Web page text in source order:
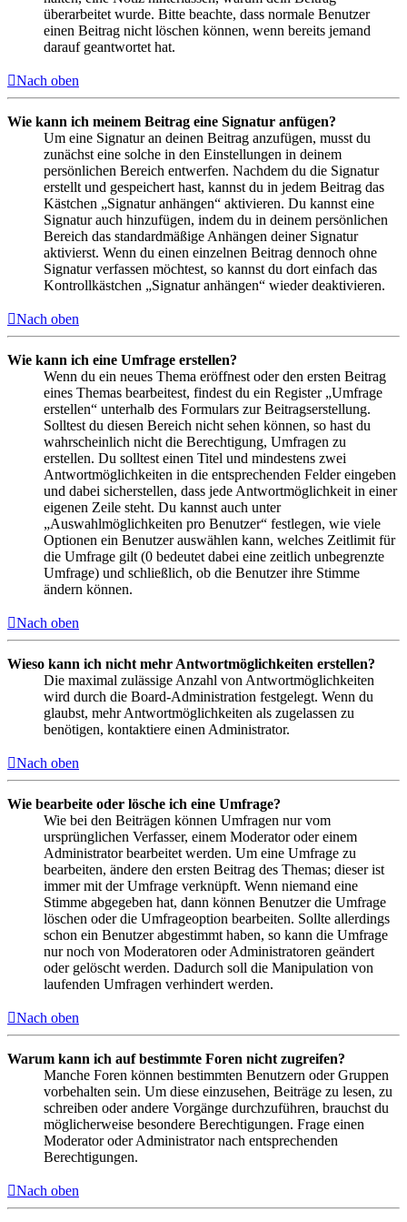
überarbeitet wurde. Bitte beachte, dass normale Benutzer
einen Beitrag nicht löschen können, wenn bereits jemand
darauf geantwortet hat.
Nach oben
Wie kann ich meinem Beitrag eine Signatur anfügen?
Um eine Signatur an deinen Beitrag anzufügen, musst du
zunächst eine solche in den Einstellungen in deinem
persönlichen Bereich entwerfen. Nachdem du die Signatur
erstellt und gespeichert hast, kannst du in jedem Beitrag das
Kästchen „Signatur anhängen“ aktivieren. Du kannst eine
Signatur auch hinzufügen, indem du in deinem persönlichen
Bereich das standardmäßige Anhängen deiner Signatur
aktivierst. Wenn du einen einzelnen Beitrag dennoch ohne
Signatur verfassen möchtest, so kannst du dort einfach das
Kontrollkästchen „Signatur anhängen“ wieder deaktivieren.
Nach oben
Wie kann ich eine Umfrage erstellen?
Wenn du ein neues Thema eröffnest oder den ersten Beitrag
eines Themas bearbeitest, findest du ein Register „Umfrage
erstellen“ unterhalb des Formulars zur Beitragserstellung.
Solltest du diesen Bereich nicht sehen können, so hast du
wahrscheinlich nicht die Berechtigung, Umfragen zu
erstellen. Du solltest einen Titel und mindestens zwei
Antwortmöglichkeiten in die entsprechenden Felder eingeben
und dabei sicherstellen, dass jede Antwortmöglichkeit in einer
eigenen Zeile steht. Du kannst auch unter
„Auswahlmöglichkeiten pro Benutzer“ festlegen, wie viele
Optionen ein Benutzer auswählen kann, welches Zeitlimit für
die Umfrage gilt (0 bedeutet dabei eine zeitlich unbegrenzte
Umfrage) und schließlich, ob die Benutzer ihre Stimme
ändern können.
Nach oben
Wieso kann ich nicht mehr Antwortmöglichkeiten erstellen?
Die maximal zulässige Anzahl von Antwortmöglichkeiten
wird durch die Board-Administration festgelegt. Wenn du
glaubst, mehr Antwortmöglichkeiten als zugelassen zu
benötigen, kontaktiere einen Administrator.
Nach oben
Wie bearbeite oder lösche ich eine Umfrage?
Wie bei den Beiträgen können Umfragen nur vom
ursprünglichen Verfasser, einem Moderator oder einem
Administrator bearbeitet werden. Um eine Umfrage zu
bearbeiten, ändere den ersten Beitrag des Themas; dieser ist
immer mit der Umfrage verknüpft. Wenn niemand eine
Stimme abgegeben hat, dann können Benutzer die Umfrage
löschen oder die Umfrageoption bearbeiten. Sollte allerdings
schon ein Benutzer abgestimmt haben, so kann die Umfrage
nur noch von Moderatoren oder Administratoren geändert
oder gelöscht werden. Dadurch soll die Manipulation von
laufenden Umfragen verhindert werden.
Nach oben
Warum kann ich auf bestimmte Foren nicht zugreifen?
Manche Foren können bestimmten Benutzern oder Gruppen
vorbehalten sein. Um diese einzusehen, Beiträge zu lesen, zu
schreiben oder andere Vorgänge durchzuführen, brauchst du
möglicherweise besondere Berechtigungen. Frage einen
Moderator oder Administrator nach entsprechenden
Berechtigungen.
Nach oben